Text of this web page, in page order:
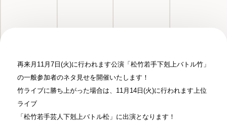
再来月11月7日(火)に行われます公演「 松竹若手下剋上バトル竹」
の一般参加者のネタ見せを開催いたします！
竹ライブに勝ち上がった場合は、11月14日(火)に行われます上位
ライブ
「松竹若手芸人下剋上バトル松」に出演となります！